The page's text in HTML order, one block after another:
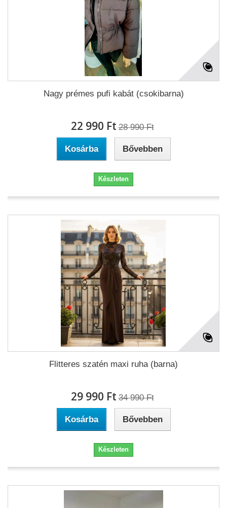
Nagy prémes pufi kabát (csokibarna)
22 990 Ft‎ 28 990 Ft‎
Kosárba Bővebben
Készleten
Flitteres szatén maxi ruha (barna)
29 990 Ft‎ 34 990 Ft‎
Kosárba Bővebben
Készleten